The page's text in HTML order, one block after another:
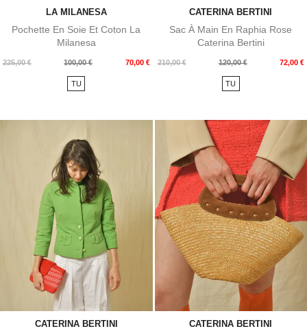
LA MILANESA
Pochette En Soie Et Coton La
Milanesa
225,00 €
Prix
100,00 € 70,00 €
Prix
TU
CATERINA BERTINI
Sac À Main En Raphia Rose
Caterina Bertini
210,00 €
Prix
120,00 € 72,00 €
Prix
TU
CATERINA BERTINI CATERINA BERTINI